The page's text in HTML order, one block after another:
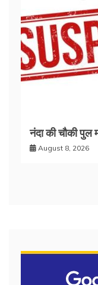
नंदा की चौकी पुल
August 8, 2026